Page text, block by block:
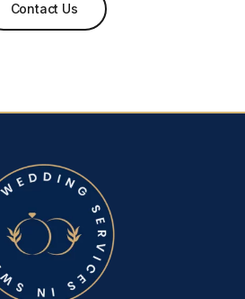
Contact Us